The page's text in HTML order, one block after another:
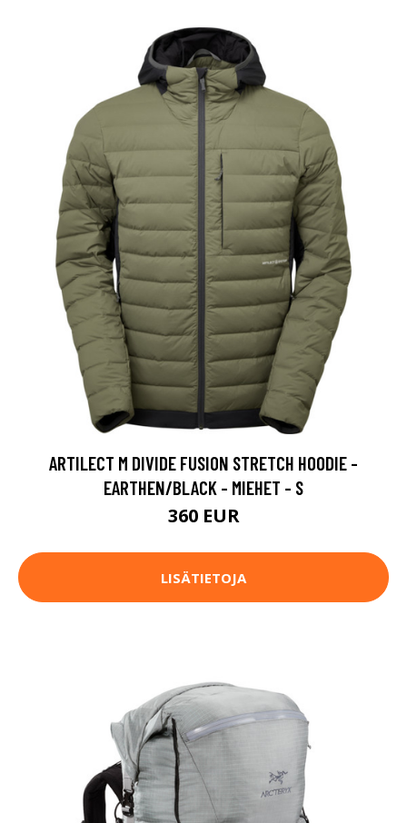
ARTILECT M DIVIDE FUSION STRETCH HOODIE -
EARTHEN/BLACK - MIEHET - S
360 EUR
LISÄTIETOJA